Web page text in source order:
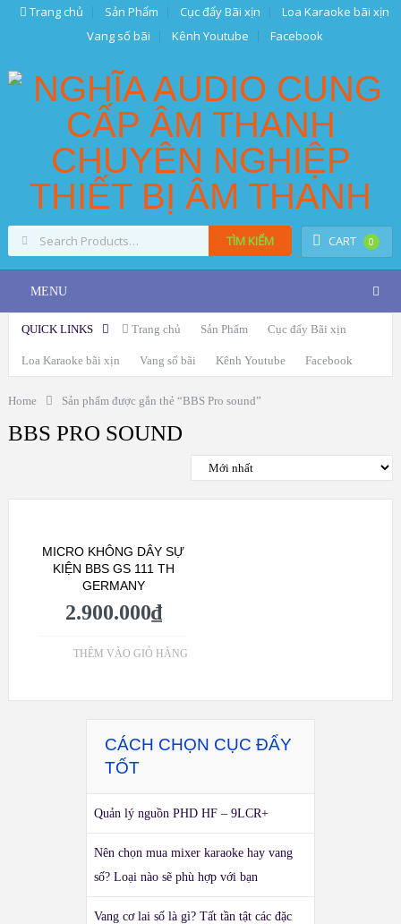
Trang chủ Sản Phẩm Cục đẩy Bãi xịn
Loa Karaoke bãi xịn
Vang số bãi
Kênh Youtube Facebook
CART 0
TÌM KIẾM
MENU
QUICK LINKS Trang chủ Sản Phẩm Cục đẩy Bãi xịn
Loa Karaoke bãi xịn Vang số bãi Kênh Youtube Facebook
Home Sản phẩm được gắn thẻ “BBS Pro sound”
BBS PRO SOUND
MICRO KHÔNG DÂY SỰ
KIỆN BBS GS 111 TH
GERMANY
2.900.000₫
THÊM VÀO GIỎ HÀNG
CÁCH CHỌN CỤC ĐẨY
TỐT
Quản lý nguồn PHD HF – 9LCR+
Nên chọn mua mixer karaoke hay vang
số? Loại nào sẽ phù hợp với bạn
Vang cơ lai số là gì? Tất tần tật các đặc